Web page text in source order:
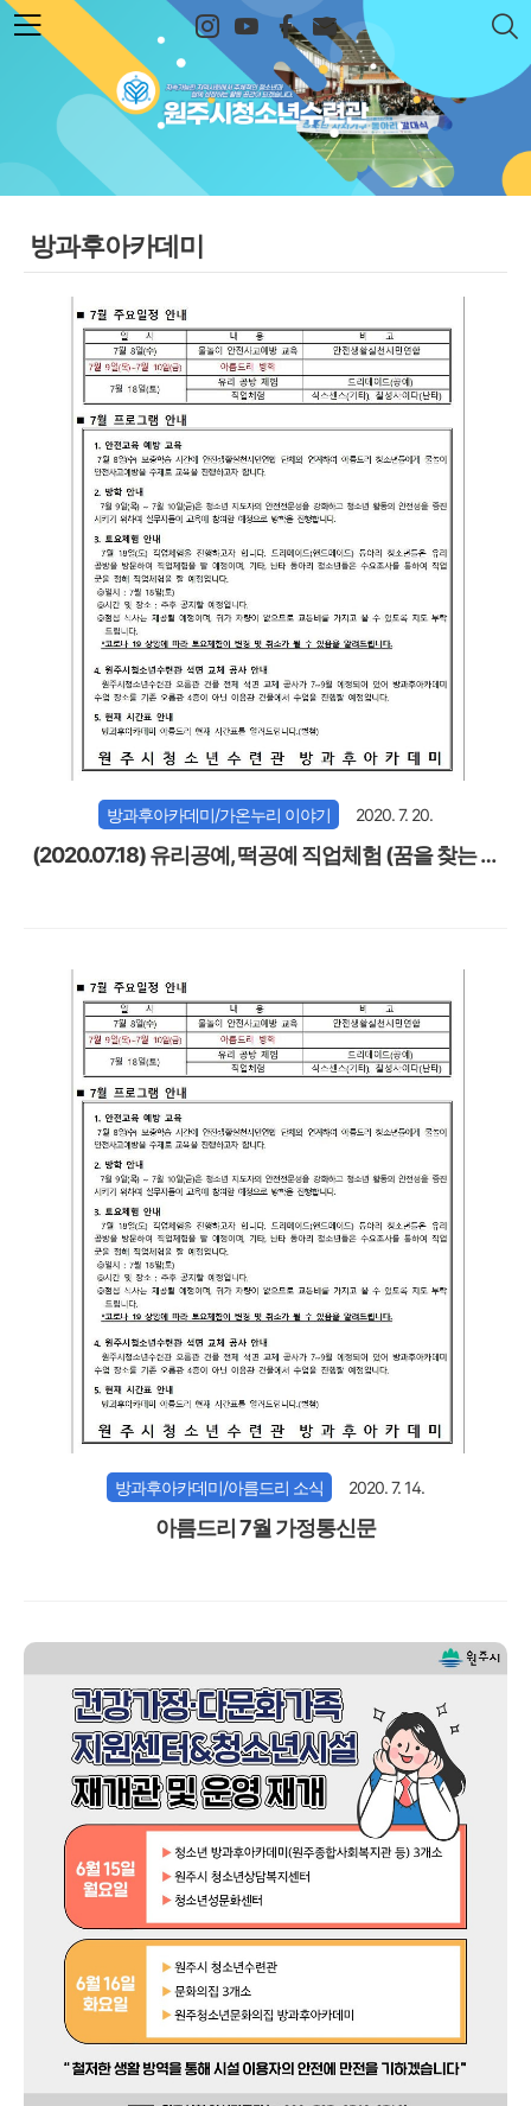
본문 바로가기
원주시청소년수련관
방과후아카데미
방과후아카데미/가온누리 이야기 2020. 7. 20.
(2020.07.18) 유리공예, 떡공예 직업체험 (꿈을 찾는 아
방과후아카데미/아름드리 소식 2020. 7. 14.
아름드리 7월 가정통신문